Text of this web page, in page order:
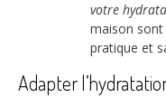
votre
maison
pratique et
Adapter